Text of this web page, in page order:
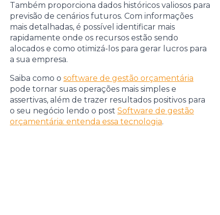
Também proporciona dados históricos valiosos para
previsão de cenários futuros. Com informações
mais detalhadas, é possível identificar mais
rapidamente onde os recursos estão sendo
alocados e como otimizá-los para gerar lucros para
a sua empresa.
Saiba como o software de gestão orçamentária
pode tornar suas operações mais simples e
assertivas, além de trazer resultados positivos para
o seu negócio lendo o post Software de gestão
orçamentária: entenda essa tecnologia.